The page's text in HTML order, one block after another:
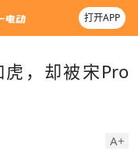
打开APP
，却被宋Pro
A+